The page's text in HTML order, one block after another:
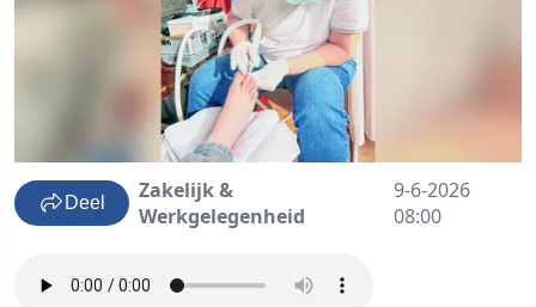
Deel
Zakelijk &
Werkgelegenheid
9-6-2026
08:00